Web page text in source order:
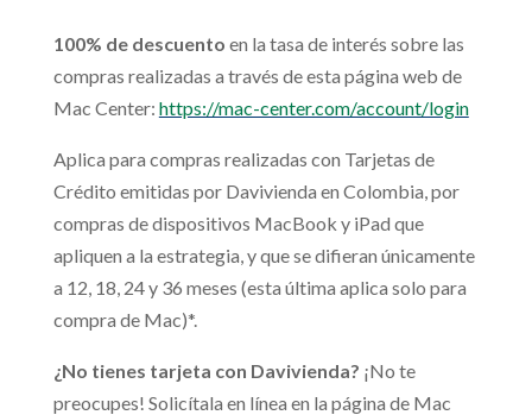
100% de descuento en la tasa de interés sobre las
compras realizadas a través de esta página web de
Mac Center: https://mac-center.com/account/login
Aplica para compras realizadas con Tarjetas de
Crédito emitidas por Davivienda en Colombia, por
compras de dispositivos MacBook y iPad que
apliquen a la estrategia, y que se difieran únicamente
a 12, 18, 24 y 36 meses (esta última aplica solo para
compra de Mac)*.
¿No tienes tarjeta con Davivienda? ¡No te
preocupes! Solicítala en línea en la página de Mac